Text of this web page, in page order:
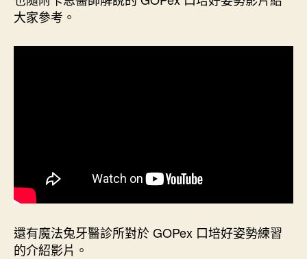
大家參考。
還有魔法兔牙醫診所對於 GOPex 口培好姿勢練習
的介紹影片。